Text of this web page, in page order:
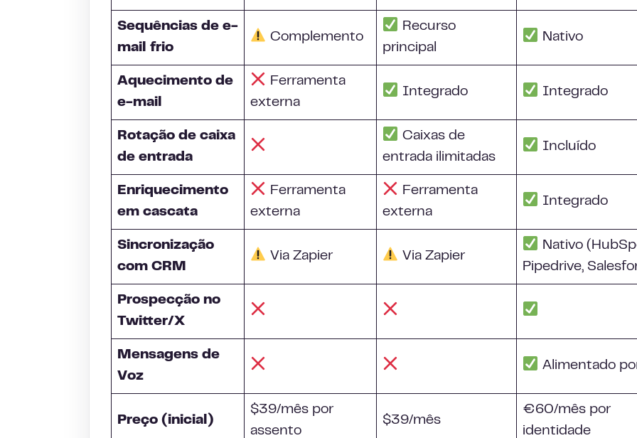
Sequências de e-
mail
frio
Complemento
Recurso
principal
Nativo
Aquecimento de
e-mail
Ferramenta
externa
Integrado Integrado
Rotação de caixa
de entrada
Caixas de
entrada ilimitadas
Incluído
Enriquecimento
em cascata
Ferramenta
externa
Ferramenta
externa
Integrado
Sincronização
com CRM
Via Zapier Via Zapier
Nativo
Pipedrive,
Prospecção no
Twitter/X
Mensagens de
Voz
Alimentado
Preço (inicial)
$39/mês por
assento
$39/mês
€60/mês por
identidade